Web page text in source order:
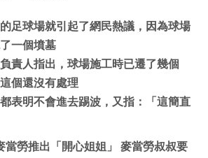
足球場就引起了網民熱議，因為球場
一個墳墓
責人指出，球場施工時已遷了幾個
個還沒有處理
表明不會進去踢波，又指：「這簡直
當勞推出「開心姐姐」 麥當勞叔叔要